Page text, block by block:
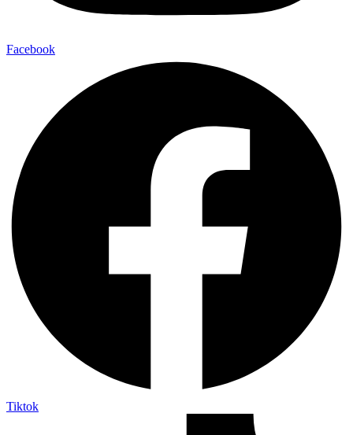
Facebook
Tiktok